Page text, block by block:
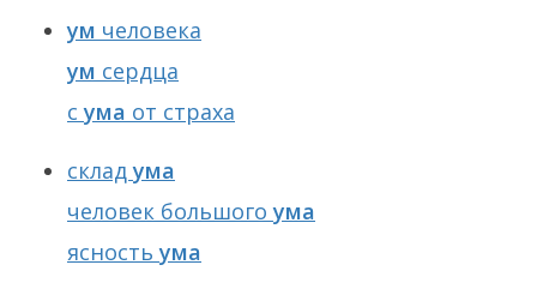
ум человека
ум сердца
сума от страха
складума
человек большогоума
ясностьума